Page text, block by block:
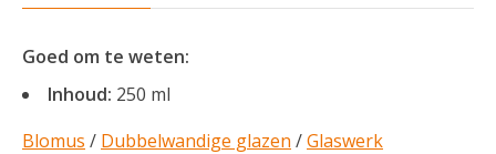
Goed om te weten:
Inhoud: 250 ml
Blomus / Dubbelwandige glazen /Glaswerk